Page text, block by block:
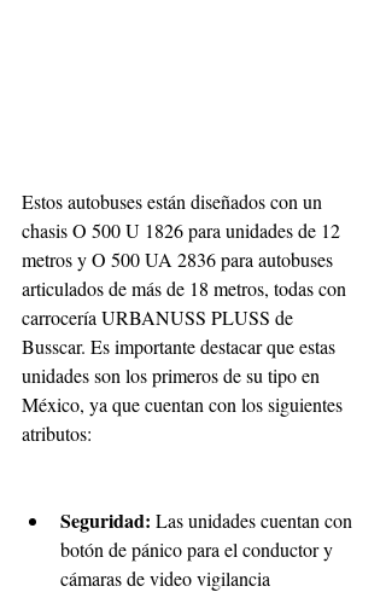
Estos autobuses están diseñados con un
chasis O 500 U 1826 para unidades de 12
metros y O 500 UA 2836 para autobuses
articulados de más de 18 metros, todas con
carrocería URBANUSS PLUSS de
Busscar. Es importante destacar que estas
unidades son los primeros de su tipo en
México, ya que cuentan con los siguientes
atributos:
Seguridad: Las unidades cuentan con
botón de pánico para el conductor y
cámaras de video vigilancia